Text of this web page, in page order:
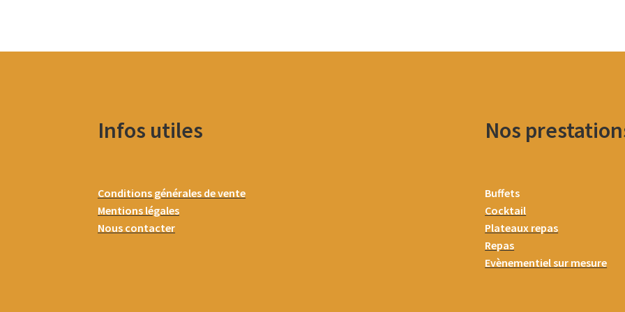
Infos utiles
Conditions générales de vente
Mentions légales
Nous contacter
Nos
Buffets
Cocktail
Plateaux repas
Repas
Evènementiel sur mesure